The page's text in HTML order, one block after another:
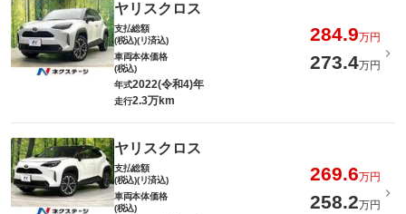
ヤリスクロス
支払総額
(税込)(リ済込)
284.9万円
車両本体価格
(税込)
273.4万円
年式2022(令和4)年
走行2.3万km
ヤリスクロス
支払総額
(税込)(リ済込)
269.6万円
車両本体価格
(税込)
258.2万円